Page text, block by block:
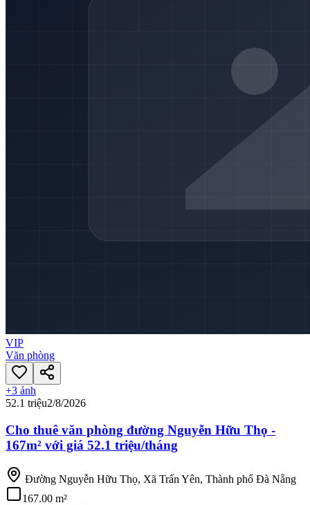
VIP
Văn phòng
+3 ảnh
52.1 triệu2/8/2026
Cho thuê văn phòng đường Nguyễn Hữu Thọ -
167m² với giá 52.1 triệu/tháng
Đường Nguyễn Hữu Thọ, Xã Trấn Yên, Thành phố Đà Nẵng
167.00 m²